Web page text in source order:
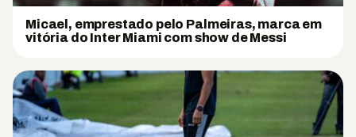
Micael, emprestado pelo Palmeiras, marca em
vitória do Inter Miami com show de Messi